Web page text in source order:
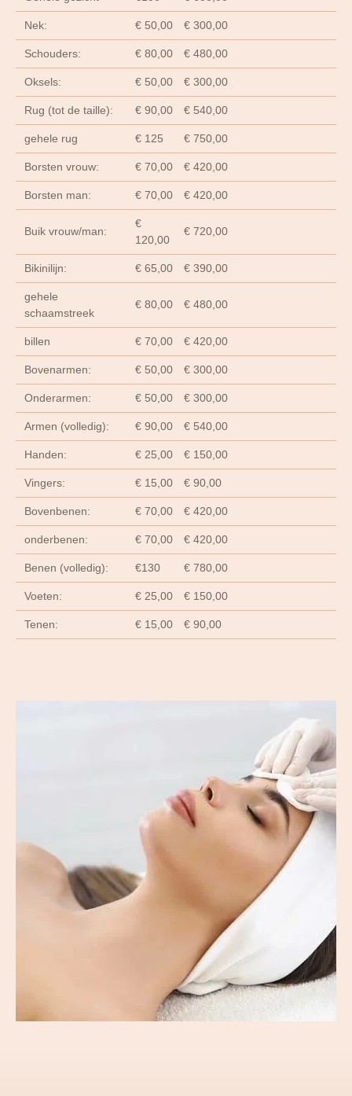
Nek: € 50,00 € 300,00
Schouders: € 80,00 € 480,00
Oksels: € 50,00 € 300,00
Rug (tot de taille): € 90,00 € 540,00
gehele rug € 125 € 750,00
Borsten vrouw: € 70,00 € 420,00
Borsten man: € 70,00 € 420,00
Buik vrouw/man:
€
120,00
€ 720,00
Bikinilijn: € 65,00 € 390,00
gehele
schaamstreek
€ 80,00 € 480,00
billen € 70,00 € 420,00
Bovenarmen: € 50,00 € 300,00
Onderarmen: € 50,00 € 300,00
Armen (volledig): € 90,00 € 540,00
Handen: € 25,00 € 150,00
Vingers: € 15,00 € 90,00
Bovenbenen: € 70,00 € 420,00
onderbenen: € 70,00 € 420,00
Benen (volledig): €130 € 780,00
Voeten: € 25,00 € 150,00
Tenen: € 15,00 € 90,00